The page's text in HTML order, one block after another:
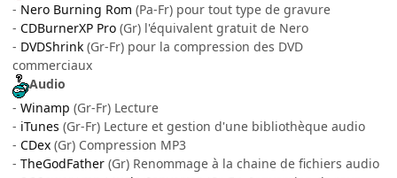
- Nero Burning Rom (Pa-Fr) pour tout type de gravure
- CDBurnerXP Pro (Gr) l'équivalent gratuit de Nero
- DVDShrink (Gr-Fr) pour la compression des DVD
commerciaux
Audio
- Winamp (Gr-Fr) Lecture
- iTunes (Gr-Fr) Lecture et gestion d'une bibliothèque audio
- CDex (Gr) Compression MP3
- TheGodFather (Gr) Renommage à la chaine de fichiers audio